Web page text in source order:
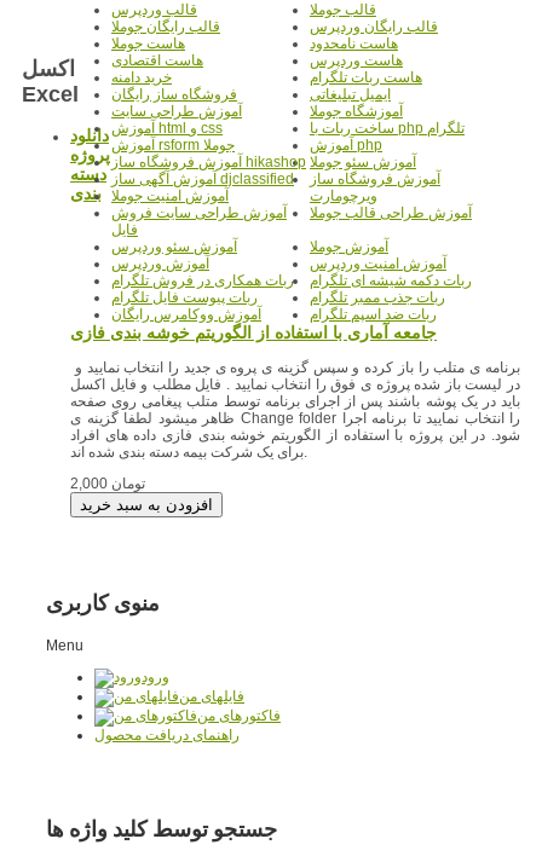
قالب جوملا
قالب وردپرس
قالب رایگان وردپرس
قالب رایگان جوملا
هاست نامحدود
هاست جوملا
هاست وردپرس
هاست اقتصادی
هاست ربات تلگرام
خرید دامنه
ایمیل تبلیغاتی
فروشگاه ساز رایگان
آموزشگاه جوملا
آموزش طراحی سایت
ساخت ربات با php تلگرام
آموزش html و css
آموزش php
آموزش rsform جوملا
آموزش سئو جوملا آموزش فروشگاه ساز hikashop
آموزش فروشگاه ساز
ویرچومارت
آموزش آگهی ساز djclassified
آموزش امنیت جوملا
آموزش طراحی قالب جوملا
آموزش طراحی سایت فروش
فایل
آموزش جوملا
آموزش سئو وردپرس
آموزش امنیت وردپرس
آموزش وردپرس
ربات دکمه شیشه ای تلگرام
ربات همکاری در فروش تلگرام
ربات جذب ممبر تلگرام
ربات پیوست فایل تلگرام
ربات ضد اسپم تلگرام
آموزش ووکامرس رایگان
اکسل
Excel
دانلود
پروژه
دسته
بندی
برنامه ی متلب را باز کرده و سپس گزینه ی پروه ی جدید را انتخاب نمایید و
در لیست باز شده پروژه ی فوق را انتخاب نمایید . فایل مطلب و فایل اکسل
باید در یک پوشه باشند پس از اجرای برنامه توسط متلب پیغامی روی صفحه
ظاهر میشود لطفا گزینه ی Change folder را انتخاب نمایید تا برنامه اجرا
شود. در این پروژه با استفاده از الگوریتم خوشه بندی فازی داده های افراد
برای یک شرکت بیمه دسته بندی شده اند.
2,000 تومان
منوی کاربری
Menu
ورود
فایلهای من
فاکتورهای من
راهنمای دریافت محصول
جستجو توسط کلید واژه ها